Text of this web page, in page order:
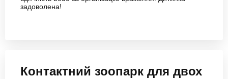
задоволена!
Контактний зоопарк для двох